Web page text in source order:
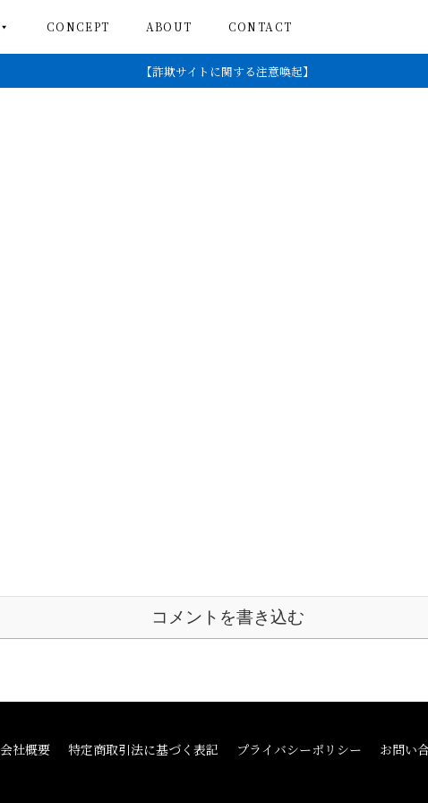
CONCEPT ABOUT CONTACT
【詐欺サイトに関する注意喚起】
コメントを書き込む
会社概要 特定商取引法に基づく表記 プライバシーポリシー お問い